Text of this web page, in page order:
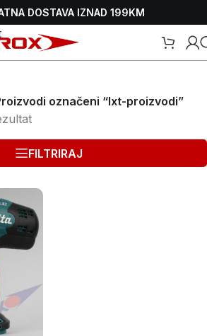
DOSTAVA IZNAD 199KM
označeni “lxt-proizvodi”
FILTRIRAJ